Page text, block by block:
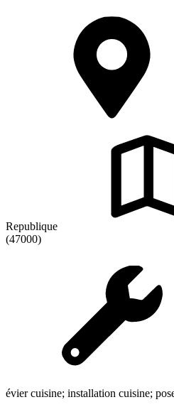
Republique
(47000)
évier cuisine; installation cuisine;